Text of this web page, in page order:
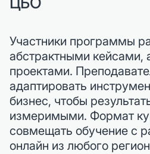
Участники программы
абстрактными кейсами,
проектами.
адаптировать
бизнес, чтобы
измеримыми. Формат
совмещать обучение с
онлайн из любого